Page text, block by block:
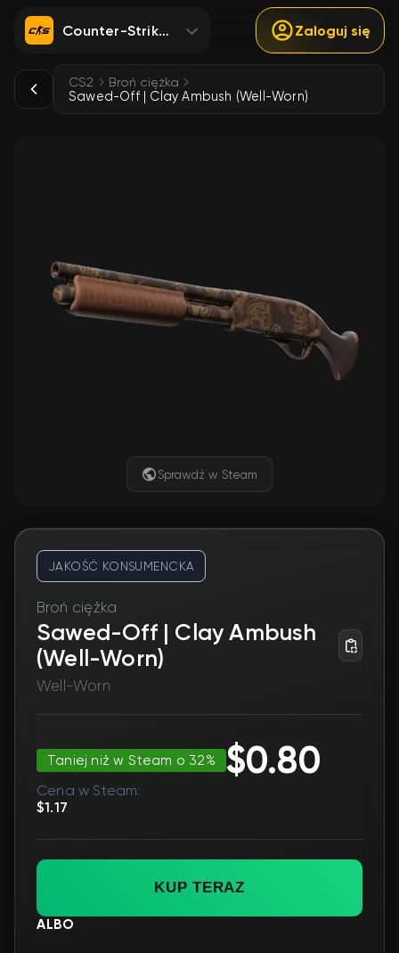
Counter-Strike 2 Zaloguj się
CS2 Broń ciężka
Sawed-Off | Clay Ambush (Well-Worn)
Sprawdź w Steam
JAKOŚĆ KONSUMENCKA
Broń ciężka
Sawed-Off | Clay Ambush
(Well-Worn)
Well-Worn
Taniej niż w Steam o 32% $0.80
Cena w Steam:
$1.17
KUP TERAZ
ALBO